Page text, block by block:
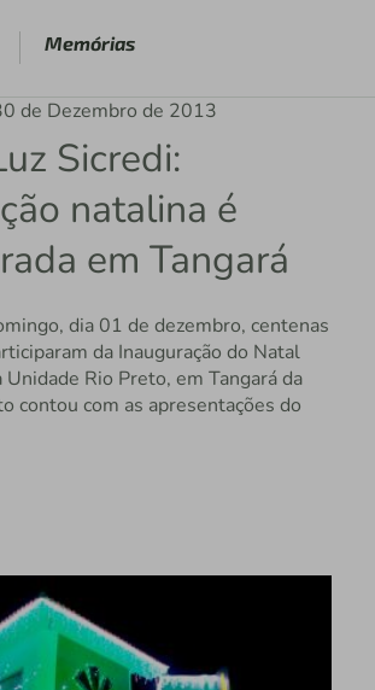
Memórias
de Dezembro de 2013
Sicredi:
natalina é
em Tangará
dia 01 de dezembro, centenas
da Inauguração do Natal
Unidade Rio Preto, em Tangará da
contou com as apresentações do